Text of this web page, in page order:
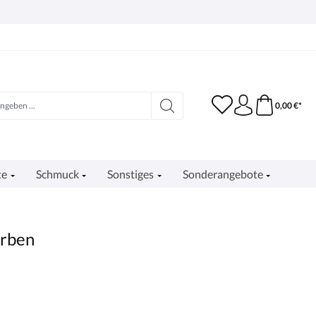
0,00 €*
Schmuck Sonstiges Sonderangebote